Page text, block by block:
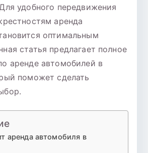
удобного передвижения
аренда
оптимальным
статья предлагает полное
аренде автомобилей в
поможет сделать
аренда автомобиля в